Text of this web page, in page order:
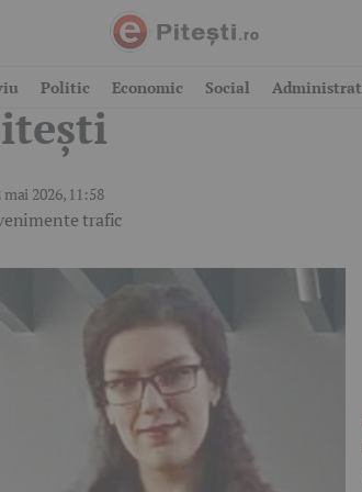
Politic Economic Social
acum,
mai 2026, 11:58
trafic